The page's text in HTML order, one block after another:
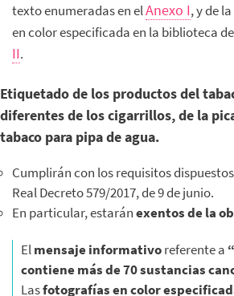
texto enumeradas en elAnexo I, y de
en color especificada en la biblioteca
II.
Etiquetado de los productos del
diferentes de los cigarrillos, de la
tabaco para pipa de agua.
Cumplirán con los requisitos
Real Decreto 579/2017, de 9 de junio.
En particular, estaránexentos de la
Elmensaje informativoreferente a
contiene más de 70 sustancias
Lasfotografías en color